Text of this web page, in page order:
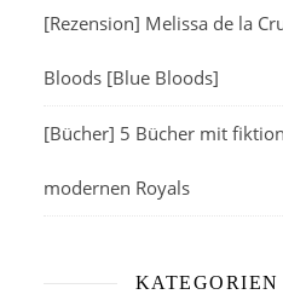
[Rezension] Melissa de la
Bloods [Blue Bloods]
[Bücher] 5 Bücher mit
modernen Royals
KATEGORIEN